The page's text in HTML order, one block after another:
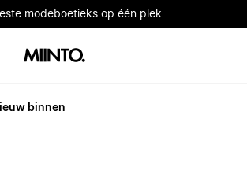
modeboetieks op één plek
binnen